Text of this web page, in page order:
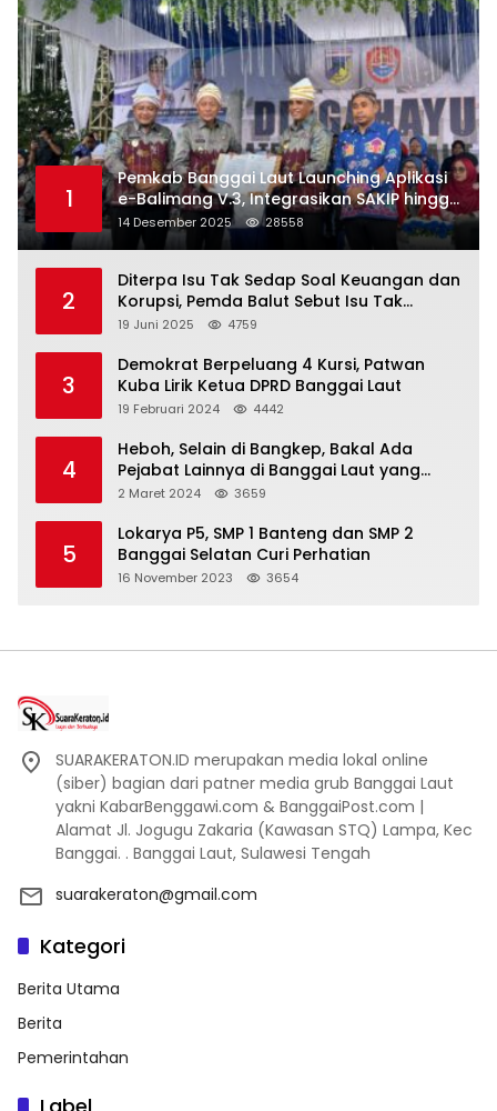
1
Pemkab Banggai Laut Launching Aplikasi
e-Balimang V.3, Integrasikan SAKIP hingga
Satu Data Layanan Publik
14 Desember 2025 28558
2
Diterpa Isu Tak Sedap Soal Keuangan dan
Korupsi, Pemda Balut Sebut Isu Tak
Berdasar
19 Juni 2025 4759
3
Demokrat Berpeluang 4 Kursi, Patwan
Kuba Lirik Ketua DPRD Banggai Laut
19 Februari 2024 4442
4
Heboh, Selain di Bangkep, Bakal Ada
Pejabat Lainnya di Banggai Laut yang
Bakal di Ciduk, Bagini Kata Kapolres!
2 Maret 2024 3659
5
Lokarya P5, SMP 1 Banteng dan SMP 2
Banggai Selatan Curi Perhatian
16 November 2023 3654
SUARAKERATON.ID merupakan media lokal online
(siber) bagian dari patner media grub Banggai Laut
yakni KabarBenggawi.com & BanggaiPost.com |
Alamat Jl. Jogugu Zakaria (Kawasan STQ) Lampa, Kec
Banggai. . Banggai Laut, Sulawesi Tengah
suarakeraton@gmail.com
Kategori
Berita Utama
Berita
Pemerintahan